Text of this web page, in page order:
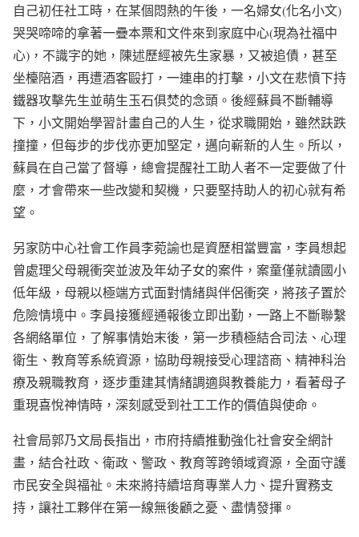
自己初任社工時，在某個悶熱的午後，一名婦女(化名小文)
哭哭啼啼的拿著一疊本票和文件來到家庭中心(現為社福中
心)，不識字的她，陳述歷經被先生家暴，又被追債，甚至
坐檯陪酒，再遭酒客毆打，一連串的打擊，小文在悲憤下持
鐵器攻擊先生並萌生玉石俱焚的念頭。後經蘇員不斷輔導
下，小文開始學習計畫自己的人生，從求職開始，雖然趺跌
撞撞，但每步的步伐亦更加堅定，邁向嶄新的人生。所以，
蘇員在自己當了督導，總會提醒社工助人者不一定要做了什
麼，才會帶來一些改變和契機，只要堅持助人的初心就有希
望。
另家防中心社會工作員李菀諭也是資歷相當豐富，李員想起
曾處理父母親衝突並波及年幼子女的案件，案童僅就讀國小
低年級，母親以極端方式面對情緒與伴侶衝突，將孩子置於
危險情境中。李員接獲經通報後立即出勤，一路上不斷聯繫
各網絡單位，了解事情始末後，第一步積極結合司法、心理
衛生、教育等系統資源，協助母親接受心理諮商、精神科治
療及親職教育，逐步重建其情緒調適與教養能力，看著母子
重現喜悅神情時，深刻感受到社工工作的價值與使命。
社會局郭乃文局長指出，市府持續推動強化社會安全網計
畫，結合社政、衛政、警政、教育等跨領域資源，全面守護
市民安全與福祉。未來將持續培育專業人力、提升實務支
持，讓社工夥伴在第一線無後顧之憂、盡情發揮。